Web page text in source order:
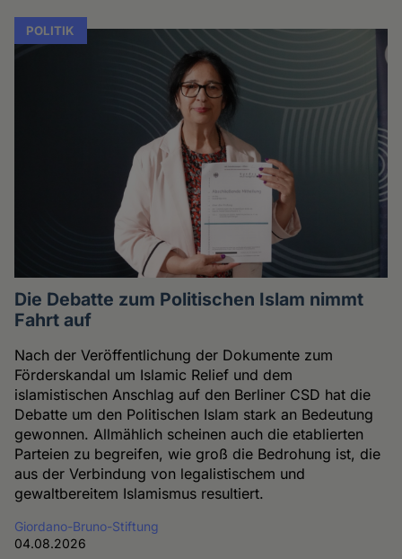
POLITIK
Die Debatte zum Politischen Islam nimmt
Fahrt auf
Nach der Veröffentlichung der Dokumente zum
Förderskandal um Islamic Relief und dem
islamistischen Anschlag auf den Berliner CSD hat die
Debatte um den Politischen Islam stark an Bedeutung
gewonnen. Allmählich scheinen auch die etablierten
Parteien zu begreifen, wie groß die Bedrohung ist, die
aus der Verbindung von legalistischem und
gewaltbereitem Islamismus resultiert.
Giordano-Bruno-Stiftung
04.08.2026